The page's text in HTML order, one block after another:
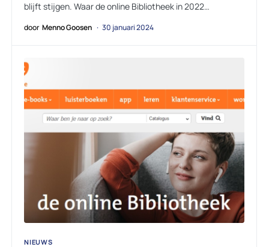
blijft stijgen. Waar de online Bibliotheek in 2022…
door Menno Goosen 30 januari 2024
NIEUWS